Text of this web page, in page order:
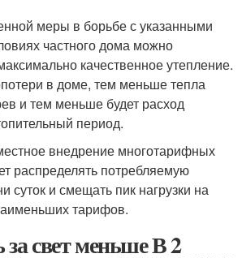
меры в борьбе с указанными
частного дома можно
качественное утепление.
в доме, тем меньше тепла
и тем меньше будет расход
период.
внедрение многотарифных
распределять потребляемую
суток и смещать пик нагрузки на
тарифов.
свет меньше В 2